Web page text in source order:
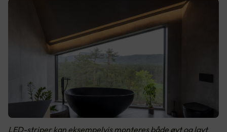
LED-striper kan eksempelvis monteres både øyt og lavt